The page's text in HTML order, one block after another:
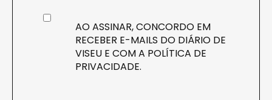
AO ASSINAR, CONCORDO EM
RECEBER E-MAILS DO DIÁRIO DE
VISEU E COM A POLÍTICA DE
PRIVACIDADE.